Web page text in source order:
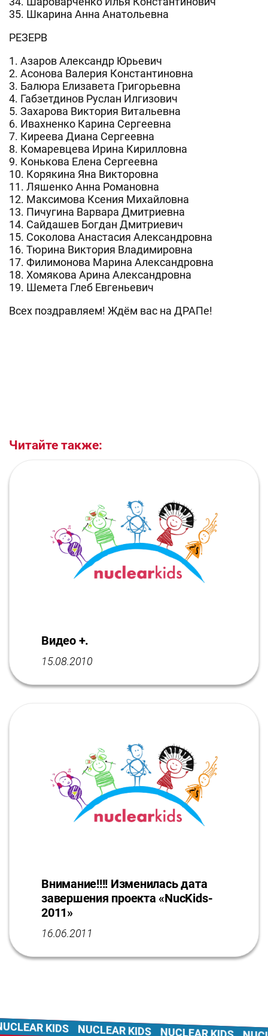
35. Шкарина Анна Анатольевна
РЕЗЕРВ
1. Азаров Александр Юрьевич
2. Асонова Валерия Константиновна
3. Балюра Елизавета Григорьевна
4. Габзетдинов Руслан Илгизович
5. Захарова Виктория Витальевна
6. Ивахненко Карина Сергеевна
7. Киреева Диана Сергеевна
8. Комаревцева Ирина Кирилловна
9. Конькова Елена Сергеевна
10. Корякина Яна Викторовна
11. Ляшенко Анна Романовна
12. Максимова Ксения Михайловна
13. Пичугина Варвара Дмитриевна
14. Сайдашев Богдан Дмитриевич
15. Соколова Анастасия Александровна
16. Тюрина Виктория Владимировна
17. Филимонова Марина Александровна
18. Хомякова Арина Александровна
19. Шемета Глеб Евгеньевич
Всех поздравляем! Ждём вас на ДРАПе!
Читайте также:
Видео +.
15.08.2010
Внимание!!!! Изменилась дата
завершения проекта «NucKids-
2011»
16.06.2011
KIDS NUCLEAR KIDS